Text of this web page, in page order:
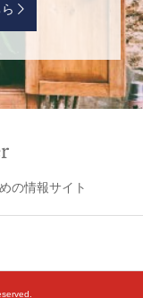
の情報サイト